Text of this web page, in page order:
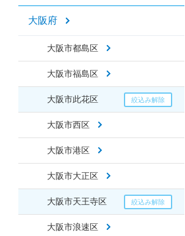
大阪府
大阪市都島区
大阪市福島区
大阪市此花区
大阪市西区
大阪市港区
大阪市大正区
大阪市天王寺区
大阪市浪速区